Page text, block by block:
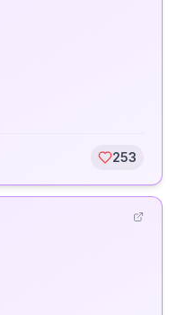
253